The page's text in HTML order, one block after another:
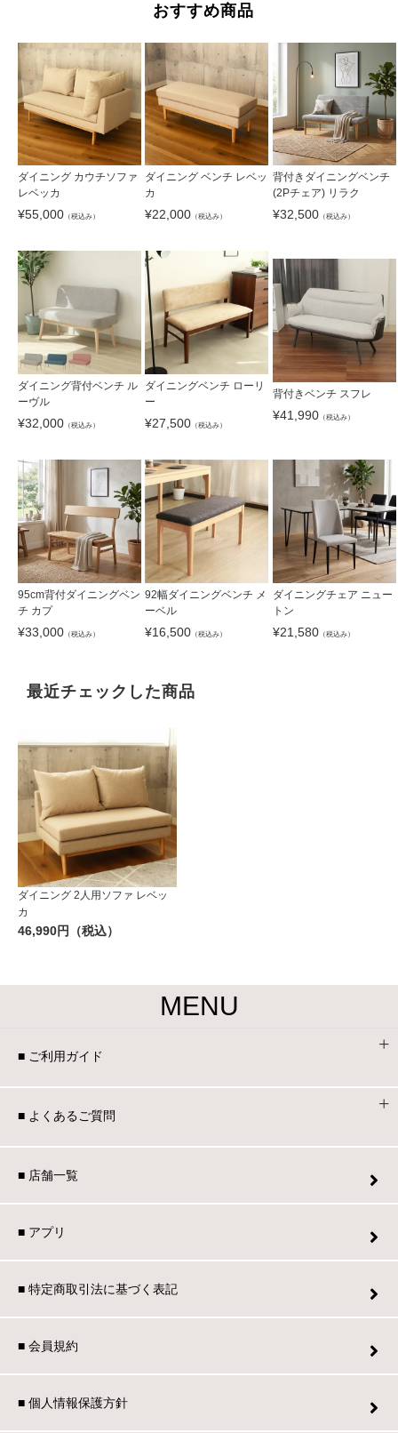
おすすめ商品
ダイニング カウチソファ
レベッカ
¥55,000 （税込み）
ダイニング ベンチ レベッ
カ
¥22,000 （税込み）
背付きダイニングベンチ
(2Pチェア) リラク
¥32,500（税込み）
ダイニング背付ベンチ ル
ーヴル
¥32,000 （税込み）
ダイニングベンチ ローリ
ー
¥27,500 （税込み）
背付きベンチ スフレ
¥41,990（税込み）
95cm背付ダイニングベン
チ カプ
¥33,000 （税込み）
92幅ダイニングベンチ メ
ーベル
¥16,500 （税込み）
ダイニングチェア ニュー
トン
¥21,580（税込み）
最近チェックした商品
ダイニング 2人用ソファ レベッ
カ
46,990円（税込）
MENU
■ ご利用ガイド
■ よくあるご質問
■ 店舗一覧
■ アプリ
■ 特定商取引法に基づく表記
■ 会員規約
■ 個人情報保護方針